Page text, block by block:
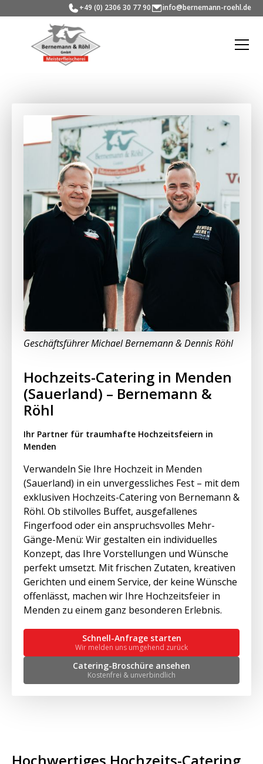
+49 (0) 2306 30 77 90 info@bernemann-roehl.de
Hochzeits-Catering in Menden
(Sauerland) – Bernemann &
Röhl
Ihr Partner für traumhafte Hochzeitsfeiern in
Menden
Verwandeln Sie Ihre Hochzeit in Menden
(Sauerland) in ein unvergessliches Fest – mit dem
exklusiven Hochzeits-Catering von Bernemann &
Röhl. Ob stilvolles Buffet, ausgefallenes
Fingerfood oder ein anspruchsvolles Mehr-
Gänge-Menü: Wir gestalten ein individuelles
Konzept, das Ihre Vorstellungen und Wünsche
perfekt umsetzt. Mit frischen Zutaten, kreativen
Gerichten und einem Service, der keine Wünsche
offenlässt, machen wir Ihre Hochzeitsfeier in
Menden zu einem ganz besonderen Erlebnis.
Schnell-Anfrage starten
Wir melden uns umgehend zurück
Catering-Broschüre ansehen
Kostenfrei & unverbindlich
Geschäftsführer Michael Bernemann & Dennis Röhl
Hochwertiges Hochzeits-Catering